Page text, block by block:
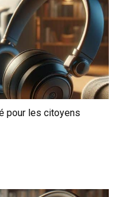
pour les citoyens